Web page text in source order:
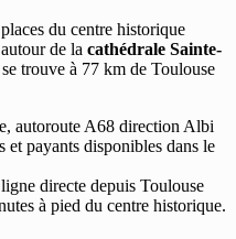
du centre historique
de la cathédrale Sainte-
trouve à 77 km de Toulouse
autoroute A68 direction Albi
payants disponibles dans le
directe depuis Toulouse
à pied du centre historique.